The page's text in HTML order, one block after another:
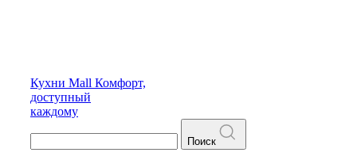
Кухни Mall Комфорт,
доступный
каждому
Поиск